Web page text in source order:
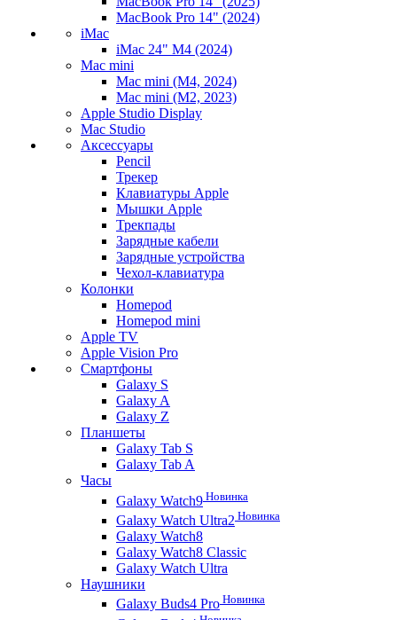
MacBook Pro 14" (2024)
iMac
iMac 24" M4 (2024)
Mac mini
Mac mini (M4, 2024)
Mac mini (M2, 2023)
Apple Studio Display
Mac Studio
Аксессуары
Pencil
Трекер
Клавиатуры Apple
Мышки Apple
Трекпады
Зарядные кабели
Зарядные устройства
Чехол-клавиатура
Колонки
Homepod
Homepod mini
Apple TV
Apple Vision Pro
Смартфоны
Galaxy S
Galaxy A
Galaxy Z
Планшеты
Galaxy Tab S
Galaxy Tab A
Часы
Galaxy Watch9 Новинка
Galaxy Watch Ultra2 Новинка
Galaxy Watch8
Galaxy Watch8 Classic
Galaxy Watch Ultra
Наушники
Galaxy Buds4 Pro Новинка